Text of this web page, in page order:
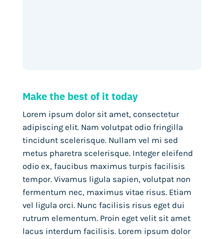
Make the best of it today
Lorem ipsum dolor sit amet, consectetur
adipiscing elit. Nam volutpat odio fringilla
tincidunt scelerisque. Nullam vel mi sed
metus pharetra scelerisque. Integer eleifend
odio ex, faucibus maximus turpis facilisis
tempor. Vivamus ligula sapien, volutpat non
fermentum nec, maximus vitae risus. Etiam
vel ligula orci. Nunc facilisis risus eget dui
rutrum elementum. Proin eget velit sit amet
lacus interdum facilisis. Lorem ipsum dolor